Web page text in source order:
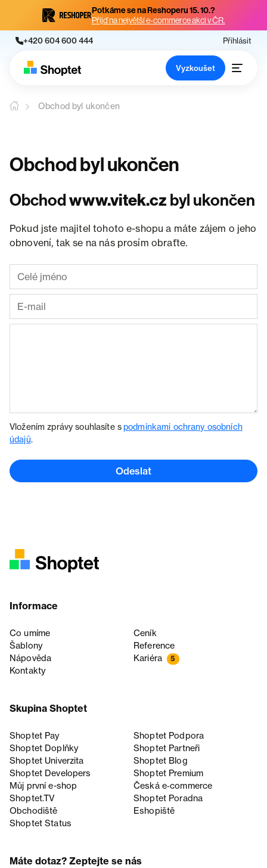
Potkáme se na Reshoperu 15. 10.?
Přijď na největší e-commerce akci v ČR.
+420 604 600 444 Přihlásit
Vyzkoušet
Obchod byl ukončen
Obchod byl ukončen
Obchodwww.vitek.cz byl ukončen
Pokud jste majitel tohoto e-shopu a máte zájem o jeho
obnovení, tak se na nás prosím obraťte.
Vložením zprávy souhlasíte spodmínkami ochrany osobních
údajů.
Odeslat
Informace
Co umíme
Ceník
Šablony
Reference
Nápověda
Kariéra 5
Kontakty
Skupina Shoptet
Shoptet Pay
Shoptet Podpora
Shoptet Doplňky
Shoptet Partneři
Shoptet Univerzita
Shoptet Blog
Shoptet Developers
Shoptet Premium
Můj první e-shop
Česká e‑commerce
Shoptet.TV
Shoptet Poradna
Obchodiště
Eshopiště
Shoptet Status
Máte dotaz? Zeptejte se nás